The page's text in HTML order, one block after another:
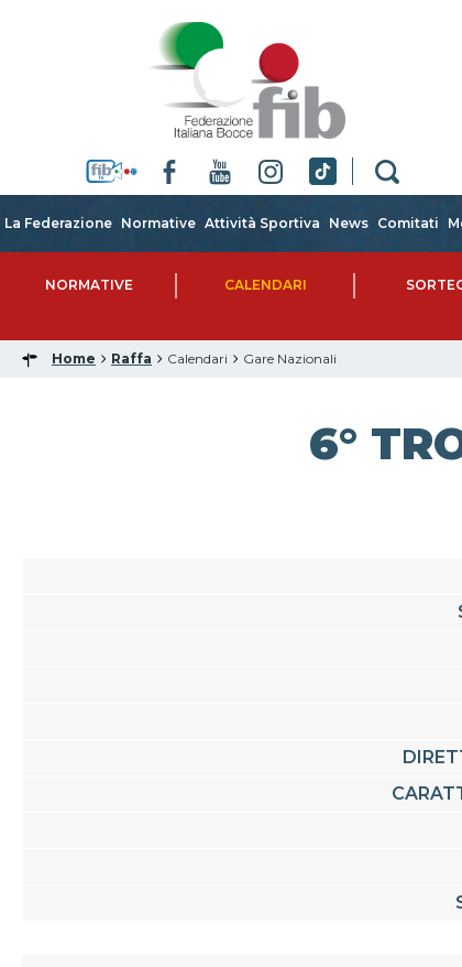
La Federazione Normative Attività Sportiva News Comitati
NORMATIVE CALENDARI
Home Raffa Calendari Gare Nazionali
6°